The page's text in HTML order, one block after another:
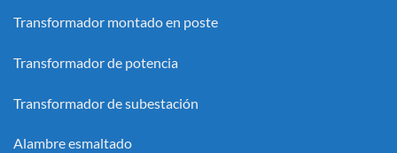
Transformador montado en poste
Transformador de potencia
Transformador de subestación
Alambre esmaltado